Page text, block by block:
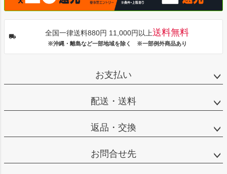
全国一律送料880円 11,000円以上送料無料
※沖縄・離島など一部地域を除く ※一部例外商品あり
お支払い
配送・送料
返品・交換
お問合せ先